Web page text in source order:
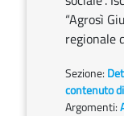
“Agrosì
regionale
Sezione:
contenuto
Argomenti: